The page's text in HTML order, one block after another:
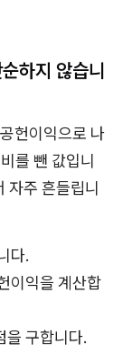
하지 않습니
헌이익으로 나
를 뺀 값입니
자주 흔들립니
다.
이익을 계산합
을 구합니다.